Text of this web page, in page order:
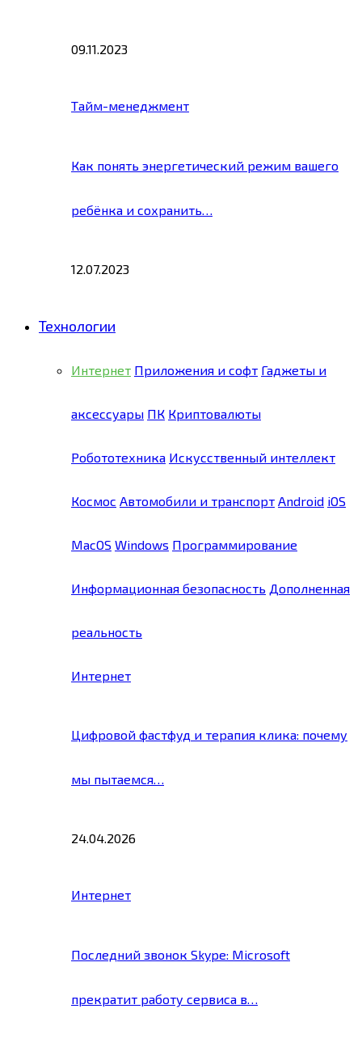
09.11.2023
Тайм-менеджмент
Как понять энергетический режим вашего
ребёнка и сохранить…
12.07.2023
Технологии
Интернет Приложения и софт Гаджеты и
аксессуары ПК Криптовалюты
Робототехника Искусственный интеллект
Космос Автомобили и транспорт Android iOS
MacOS Windows Программирование
Информационная безопасность Дополненная
реальность
Интернет
Цифровой фастфуд и терапия клика: почему
мы пытаемся…
24.04.2026
Интернет
Последний звонок Skype: Microsoft
прекратит работу сервиса в…